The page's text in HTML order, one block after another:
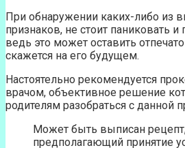
При обнаружении каких-либо из
признаков, не стоит паниковать и
ведь это может оставить
скажется на его будущем.
Настоятельно рекомендуется
врачом, объективное решение
родителям разобраться с данной
Может быть выписан
предполагающий принятие